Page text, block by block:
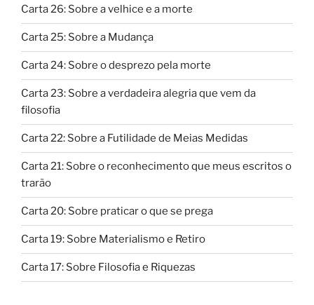
Carta 26: Sobre a velhice e a morte
Carta 25: Sobre a Mudança
Carta 24: Sobre o desprezo pela morte
Carta 23: Sobre a verdadeira alegria que vem da
filosofia
Carta 22: Sobre a Futilidade de Meias Medidas
Carta 21: Sobre o reconhecimento que meus escritos o
trarão
Carta 20: Sobre praticar o que se prega
Carta 19: Sobre Materialismo e Retiro
Carta 17: Sobre Filosofia e Riquezas